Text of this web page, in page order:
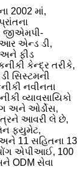
2002 માં,
જીએમપી-
આર એન્ડ ડી,
ફીડ
કેન્દ્ર તરીકે,
સિસ્ટમની
નવીનતા
વ્યાવસાયિકો
અને ઓર્ડોસ,
આવરી લે છે,
ફ્યુમેટ,
11 સહિતના 13
એપીઆઈ, 100
ODM સેવા